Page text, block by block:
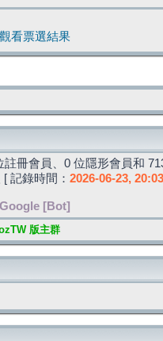
觀看票選結果
註冊會員、0 位隱形會員和
記錄時間： 2026-06-23, 20:03
Google [Bot]
版主群